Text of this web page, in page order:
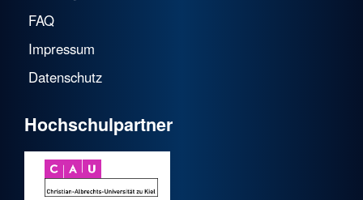
FAQ
Impressum
Datenschutz
Hochschulpartner